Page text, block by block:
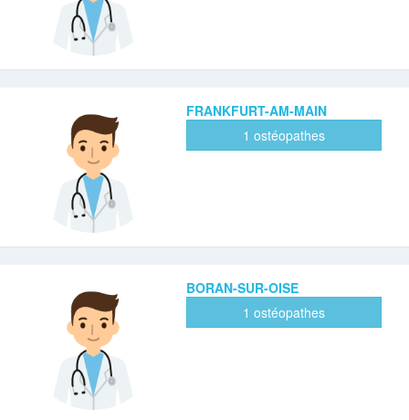
FRANKFURT-AM-MAIN
1 ostéopathes
BORAN-SUR-OISE
1 ostéopathes